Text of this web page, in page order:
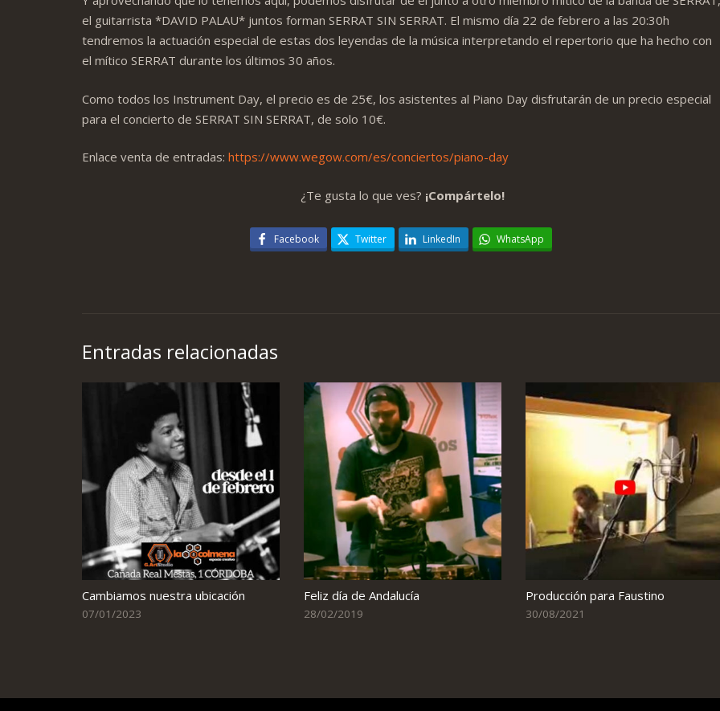
el guitarrista *DAVID PALAU* juntos forman SERRAT SIN SERRAT. El mismo día 22 de febrero a las 20:30h
tendremos la actuación especial de estas dos leyendas de la música interpretando el repertorio que ha hecho con
el mítico SERRAT durante los últimos 30 años.
Como todos los Instrument Day, el precio es de 25€, los asistentes al Piano Day disfrutarán de un precio especial
para el concierto de SERRAT SIN SERRAT, de solo 10€.
Enlace venta de entradas: https://www.wegow.com/es/conciertos/piano-day
¿Te gusta lo que ves? ¡Compártelo!
Facebook Twitter LinkedIn WhatsApp
Entradas relacionadas
Cambiamos nuestra ubicación
07/01/2023
Feliz día de Andalucía
28/02/2019
Producción para Faustino
30/08/2021